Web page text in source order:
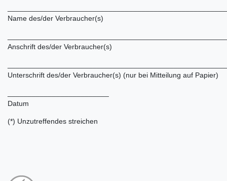
Name des/der Verbraucher(s)
Anschrift des/der Verbraucher(s)
Unterschrift des/der Verbraucher(s) (nur bei Mitteilung auf Papier)
Datum
(*) Unzutreffendes streichen